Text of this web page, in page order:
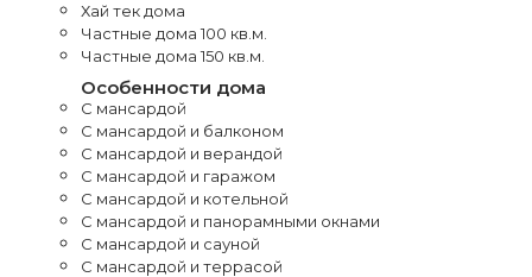
Хай тек дома
Частные дома 100 кв.м.
Частные дома 150 кв.м.
Особенности дома
С мансардой
С мансардой и балконом
С мансардой и верандой
С мансардой и гаражом
С мансардой и котельной
С мансардой и панорамными окнами
С мансардой и сауной
С мансардой и террасой